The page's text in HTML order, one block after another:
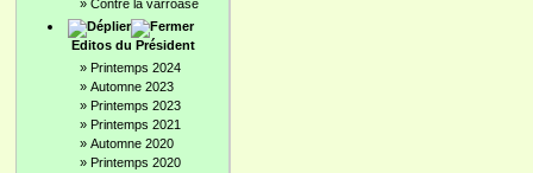
» Contre la varroase
Editos du Président
» Printemps 2024
» Automne 2023
» Printemps 2023
» Printemps 2021
» Automne 2020
» Printemps 2020